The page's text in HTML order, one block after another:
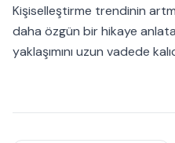
Kişiselleştirme trendinin
daha özgün bir hikaye
yaklaşımını uzun vadede